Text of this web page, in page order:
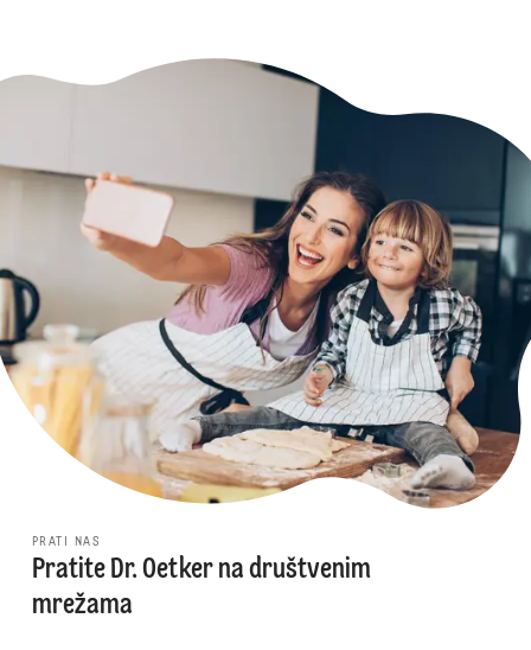
PRATI NAS
Pratite Dr. Oetker na društvenim
mrežama